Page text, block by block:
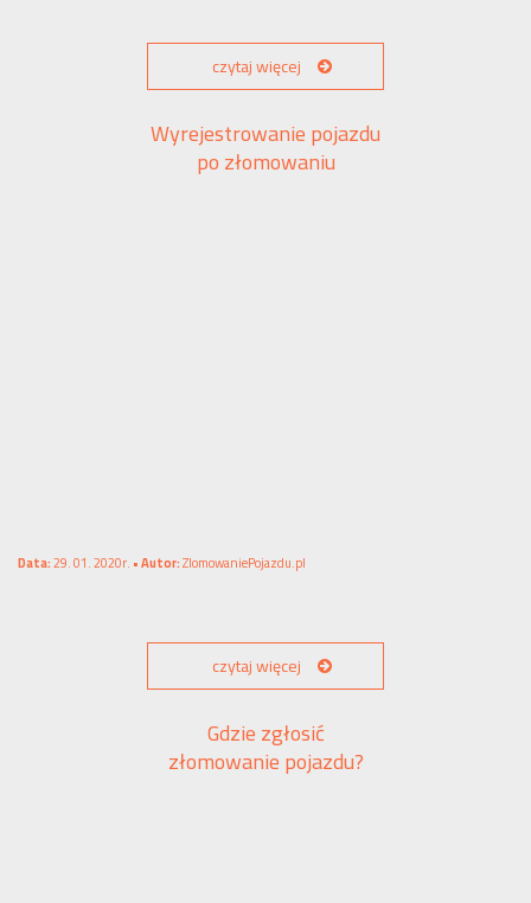
czytaj więcej
Wyrejestrowanie pojazdu
po złomowaniu
Data:29. 01. 2020r. •Autor:ZlomowaniePojazdu.pl
czytaj więcej
Gdzie zgłosić
złomowanie pojazdu?